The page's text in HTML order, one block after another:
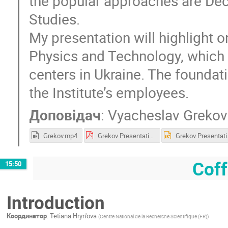
Studies.
My presentation will highlight
Physics and Technology,
centers in Ukraine. The
the Institute’s employees.
Доповідач:Vyacheslav Grekov
Grekov.mp4 Grekov Presentation.pdf
15:50
Introduction
Координатор: Tetiana Hryn'ova (Centre National de la Recherche Scientifique (FR))